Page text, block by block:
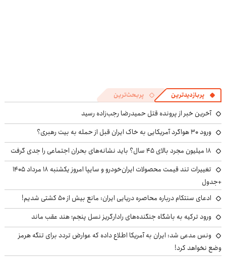
پربازدیدترین پربحث‌ترین
آخرین خبر از پرونده قتل حمیدرضا رجب‌زاده رسید
ورود ۳۰ هواگرد آمریکایی به خاک ایران قبل از حمله به بیت رهبری؟
۱۸ میلیون مجرد بالای ۴۵ سال؟ باید نشانه‌های بحران اجتماعی را جدی گرفت
تغییرات تند قیمت محصولات ایران‌خودرو و سایپا امروز یکشنبه ۱۸ مرداد ۱۴۰۵
+جدول
ادعای سنتکام درباره محاصره دریایی ایران: مانع بیش از ۵۰ کشتی شدیم!
ورود ترکیه به باشگاه جنگنده‌های رادارگریز نسل پنجم؛ هند عقب ماند
ونس مدعی شد: ایران به آمریکا اطلاع داده که عوارض تردد برای تنگه هرمز
وضع نخواهد کرد!